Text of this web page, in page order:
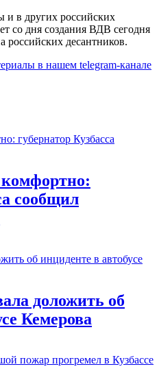
в других российских
со дня создания ВДВ сегодня
российских десантников.
в нашем telegram-канале
комфортно:
сообщил
доложить об
Кемерова